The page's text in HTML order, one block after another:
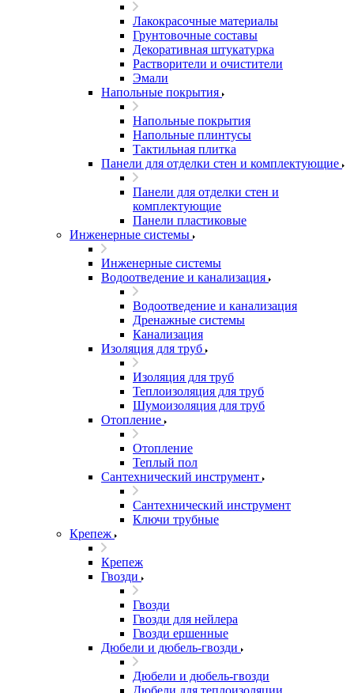
Лакокрасочные материалы
Грунтовочные составы
Декоративная штукатурка
Растворители и очистители
Эмали
Напольные покрытия
Напольные покрытия
Напольные плинтусы
Тактильная плитка
Панели для отделки стен и комплектующие
Панели для отделки стен и
комплектующие
Панели пластиковые
Инженерные системы
Инженерные системы
Водоотведение и канализация
Водоотведение и канализация
Дренажные системы
Канализация
Изоляция для труб
Изоляция для труб
Теплоизоляция для труб
Шумоизоляция для труб
Отопление
Отопление
Теплый пол
Сантехнический инструмент
Сантехнический инструмент
Ключи трубные
Крепеж
Крепеж
Гвозди
Гвозди
Гвозди для нейлера
Гвозди ершенные
Дюбели и дюбель-гвозди
Дюбели и дюбель-гвозди
Дюбели для теплоизоляции